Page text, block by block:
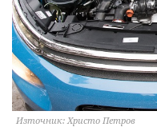
Източник: Христо Петров